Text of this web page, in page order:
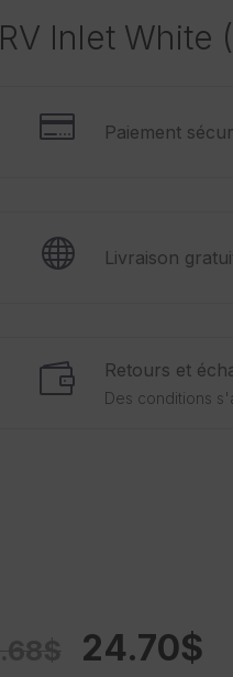
RV Inlet White
Paiement
Livraison
Retours et
Des conditions
24.70$